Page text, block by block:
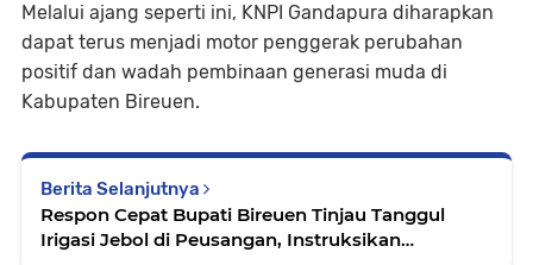
Melalui ajang seperti ini, KNPI Gandapura diharapkan
dapat terus menjadi motor penggerak perubahan
positif dan wadah pembinaan generasi muda di
Kabupaten Bireuen.
Berita Selanjutnya
Respon Cepat Bupati Bireuen Tinjau Tanggul
Irigasi Jebol di Peusangan, Instruksikan